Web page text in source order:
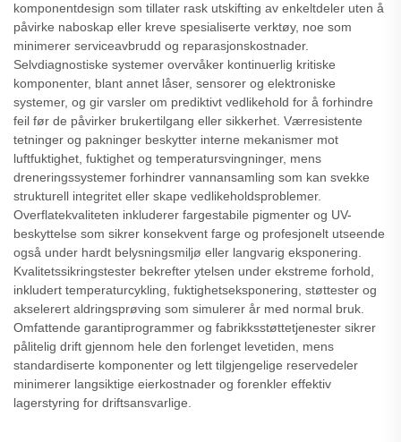
komponentdesign som tillater rask utskifting av enkeltdeler uten å
påvirke naboskap eller kreve spesialiserte verktøy, noe som
minimerer serviceavbrudd og reparasjonskostnader.
Selvdiagnostiske systemer overvåker kontinuerlig kritiske
komponenter, blant annet låser, sensorer og elektroniske
systemer, og gir varsler om prediktivt vedlikehold for å forhindre
feil før de påvirker brukertilgang eller sikkerhet. Værresistente
tetninger og pakninger beskytter interne mekanismer mot
luftfuktighet, fuktighet og temperatursvingninger, mens
dreneringssystemer forhindrer vannansamling som kan svekke
strukturell integritet eller skape vedlikeholdsproblemer.
Overflatekvaliteten inkluderer fargestabile pigmenter og UV-
beskyttelse som sikrer konsekvent farge og profesjonelt utseende
også under hardt belysningsmiljø eller langvarig eksponering.
Kvalitetssikringstester bekrefter ytelsen under ekstreme forhold,
inkludert temperaturcykling, fuktighetseksponering, støttester og
akselerert aldringsprøving som simulerer år med normal bruk.
Omfattende garantiprogrammer og fabrikksstøttetjenester sikrer
pålitelig drift gjennom hele den forlenget levetiden, mens
standardiserte komponenter og lett tilgjengelige reservedeler
minimerer langsiktige eierkostnader og forenkler effektiv
lagerstyring for driftsansvarlige.